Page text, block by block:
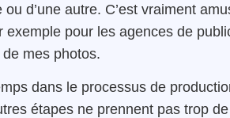
d’une autre. C’est vraiment
exemple pour les agences de
mes photos.
dans le processus de
étapes ne prennent pas trop